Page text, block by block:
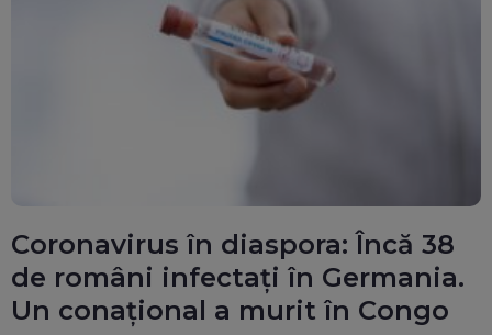
Coronavirus în diaspora: Încă 38
de români infectați în Germania.
Un conațional a murit în Congo